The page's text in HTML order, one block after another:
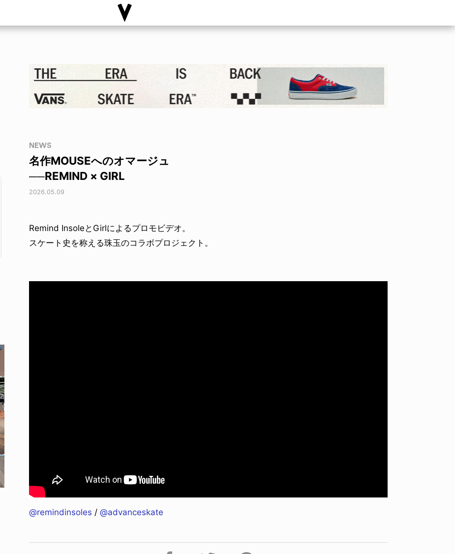
VOICE OF FREEDOM RANDOM
NEWS
名作MOUSEへのオマージュ
──REMIND × GIRL
2026.05.09
Remind InsoleとGirlによるプロモビデオ。
スケート史を称える珠玉のコラボプロジェクト。
@remindinsoles / @advanceskate